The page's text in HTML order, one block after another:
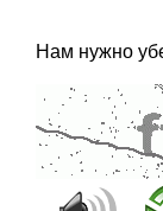
Нам нужно